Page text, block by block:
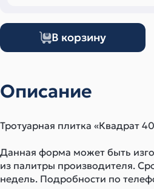
В корзину
Описание
Тротуарная плитка «Квадрат
Данная форма может быть
из палитры производителя.
недель. Подробности по